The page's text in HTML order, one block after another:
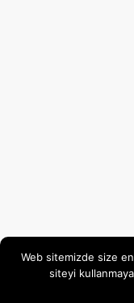
Web sitemizde size
siteyi